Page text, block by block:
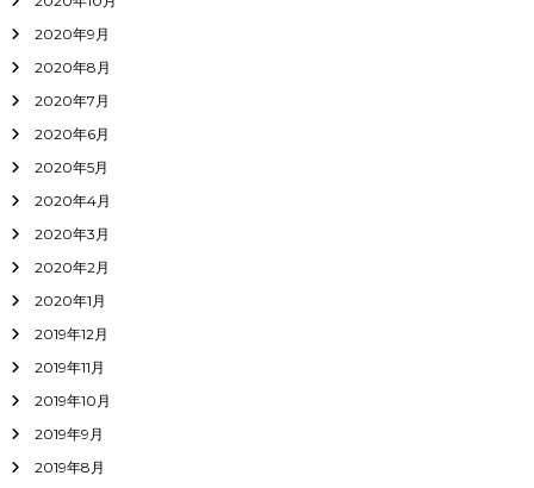
2020年9月
2020年8月
2020年7月
2020年6月
2020年5月
2020年4月
2020年3月
2020年2月
2020年1月
2019年12月
2019年11月
2019年10月
2019年9月
2019年8月